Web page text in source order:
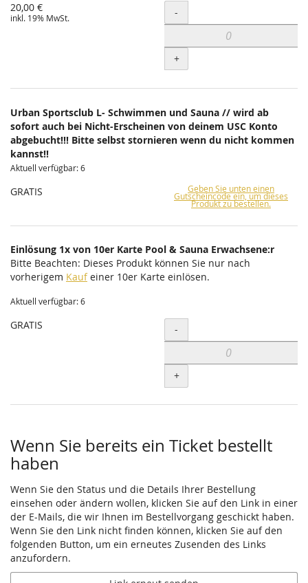
20,00 €
inkl. 19% MwSt. Menge
-
+
Urban Sportsclub L- Schwimmen und Sauna // wird ab
sofort auch bei Nicht-Erscheinen von deinem USC Konto
abgebucht!!! Bitte selbst stornieren wenn du nicht kommen
kannst!!
Aktuell verfügbar: 6
GRATIS Geben Sie unten einen
Gutscheincode ein, um dieses
Produkt zu bestellen.
Einlösung 1x von 10er Karte Pool & Sauna Erwachsene:r
Bitte Beachten: Dieses Produkt können Sie nur nach
vorherigem Kaufeiner 10er Karte einlösen.
Aktuell verfügbar: 6
GRATIS Menge
-
+
Wenn Sie bereits ein Ticket bestellt
haben
Wenn Sie den Status und die Details Ihrer Bestellung
einsehen oder ändern wollen, klicken Sie auf den Link in einer
der E-Mails, die wir Ihnen im Bestellvorgang geschickt haben.
Wenn Sie den Link nicht finden können, klicken Sie auf den
folgenden Button, um ein erneutes Zusenden des Links
anzufordern.